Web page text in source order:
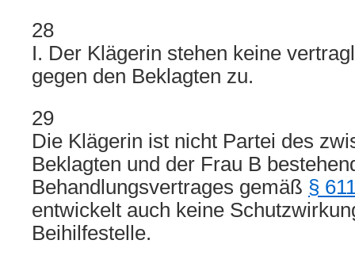
28
I. Der Klägerin stehen keine
gegen den Beklagten zu.
29
Die Klägerin ist nicht Partei des
Beklagten und der Frau B
Behandlungsvertrages gemäß §
entwickelt auch keine
Beihilfestelle.